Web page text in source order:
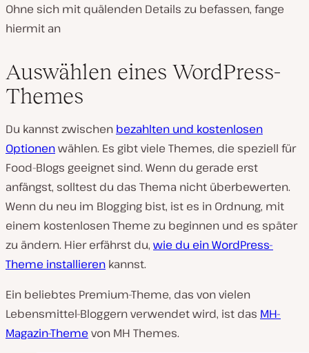
Ohne sich mit quälenden Details zu befassen, fange
hiermit an
Auswählen eines WordPress-
Themes
Du kannst zwischen bezahlten und kostenlosen
Optionenwählen. Es gibt viele Themes, die speziell für
Food-Blogs geeignet sind. Wenn du gerade erst
anfängst, solltest du das Thema nicht überbewerten.
Wenn du neu im Blogging bist, ist es in Ordnung, mit
einem kostenlosen Theme zu beginnen und es später
zu ändern. Hier erfährst du, wie du ein WordPress-
Theme installieren kannst.
Ein beliebtes Premium-Theme, das von vielen
Lebensmittel-Bloggern verwendet wird, ist das MH-
Magazin-Theme von MH Themes.